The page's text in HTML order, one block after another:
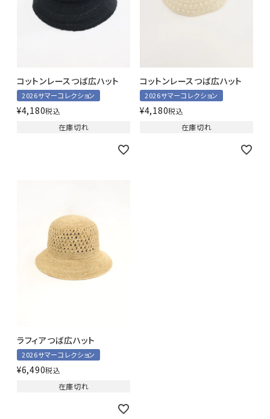
コットンレースつば広ハット
2026サマーコレクション
¥4,180税込
在庫切れ
コットンレースつば広ハット
2026サマーコレクション
¥4,180税込
在庫切れ
ラフィアつば広ハット
2026サマーコレクション
¥6,490税込
在庫切れ